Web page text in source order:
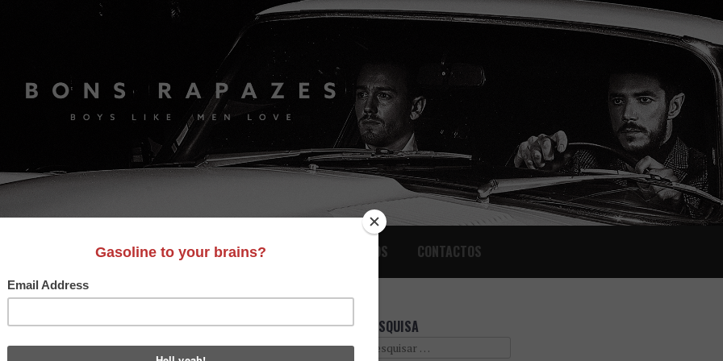
LIFESTYLE VIDEO MOTORES BONS AMIGOS CONTACTOS
PESQUISA
Search